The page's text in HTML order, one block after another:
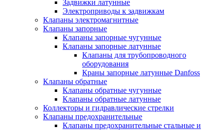
Задвижки латунные
Электроприводы к задвижкам
Клапаны электромагнитные
Клапаны запорные
Клапаны запорные чугунные
Клапаны запорные латунные
Клапаны для трубопроводного
оборудования
Краны запорные латунные Danfoss
Клапаны обратные
Клапаны обратные чугунные
Клапаны обратные латунные
Коллекторы и гидравлические стрелки
Клапаны предохранительные
Клапаны предохранительные стальные и